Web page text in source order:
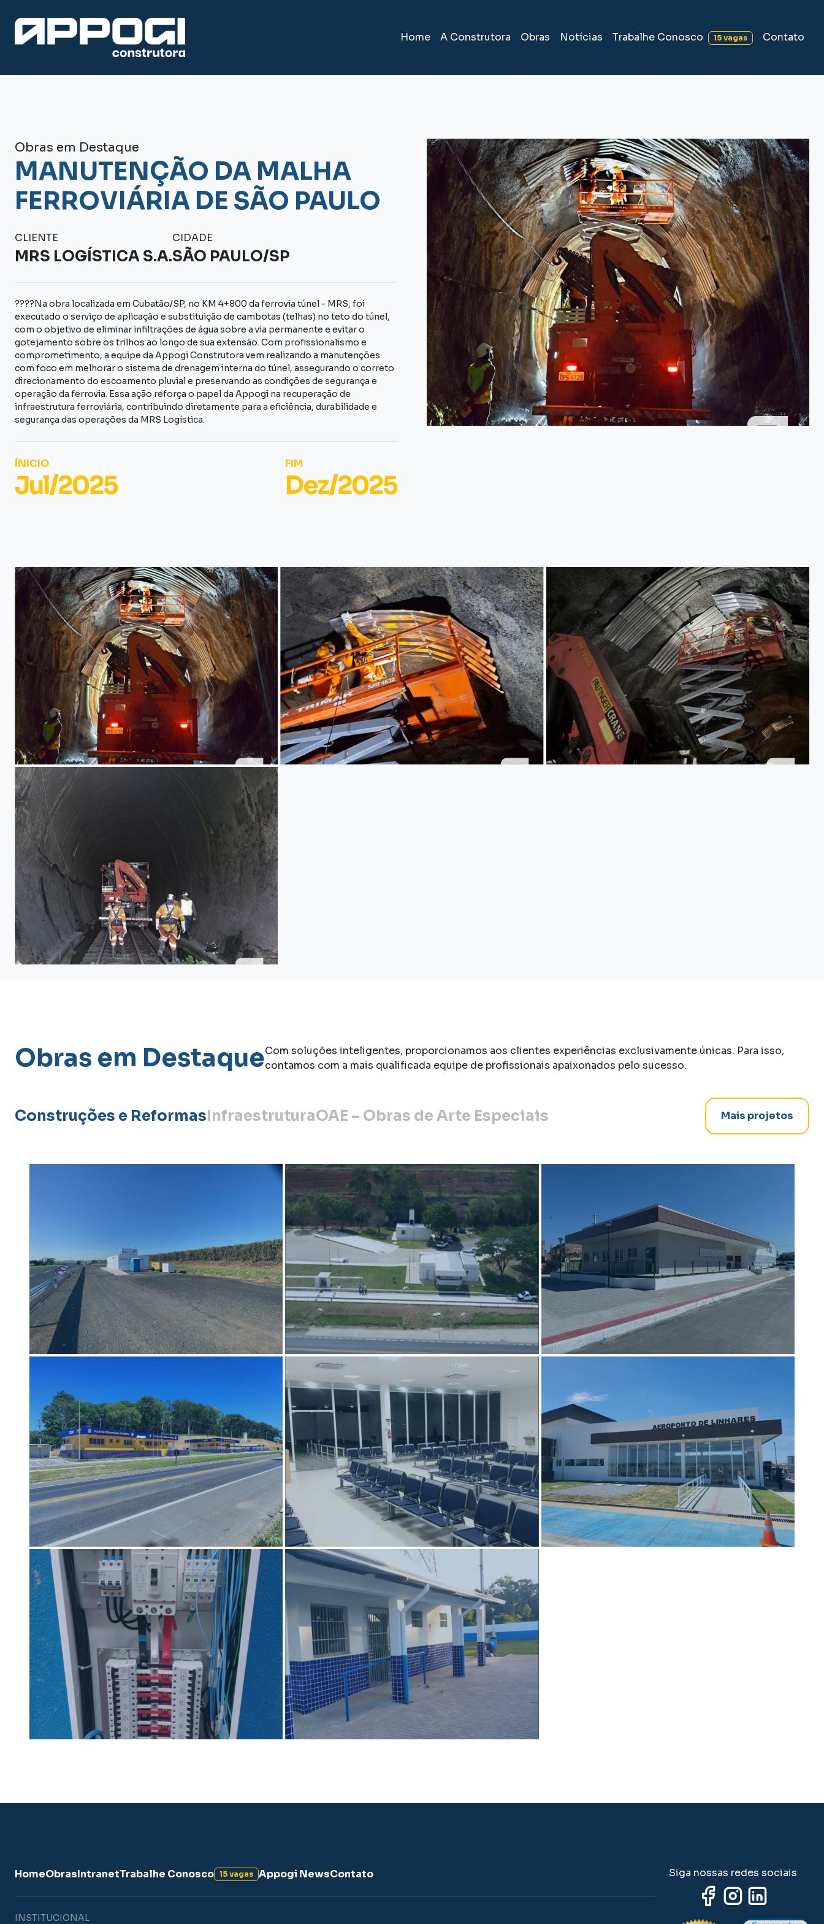
Home A Construtora Obras Notícias Trabalhe Conosco 15 vagas Contato
Obras em Destaque
MANUTENÇÃO DA MALHA
FERROVIÁRIA DE SÃO PAULO
CLIENTE
MRS LOGÍSTICA S.A.
CIDADE
SÃO PAULO/SP
????Na obra localizada em Cubatão/SP, no KM 4+800 da ferrovia túnel - MRS, foi
executado o serviço de aplicação e substituição de cambotas (telhas) no teto do túnel,
com o objetivo de eliminar infiltrações de água sobre a via permanente e evitar o
gotejamento sobre os trilhos ao longo de sua extensão. Com profissionalismo e
comprometimento, a equipe da Appogi Construtora vem realizando a manutenções
com foco em melhorar o sistema de drenagem interna do túnel, assegurando o correto
direcionamento do escoamento pluvial e preservando as condições de segurança e
operação da ferrovia. Essa ação reforça o papel da Appogi na recuperação de
infraestrutura ferroviária, contribuindo diretamente para a eficiência, durabilidade e
segurança das operações da MRS Logística.
ÍNICIO
Jul/2025
FIM
Dez/2025
Obras em DestaqueCom soluções inteligentes, proporcionamos aos clientes experiências exclusivamente únicas. Para isso,
contamos com a mais qualificada equipe de profissionais apaixonados pelo sucesso.
Construções e ReformasInfraestruturaOAE – Obras de Arte Especiais Mais projetos
HomeObrasIntranetTrabalhe Conosco 15 vagas Appogi NewsContato
INSTITUCIONAL
Siga nossas redes sociais